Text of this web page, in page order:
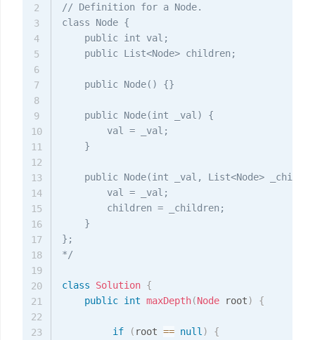
// Definition for a Node.
class Node {
    public int val;
    public List<Node> children;
    public Node() {}
    public Node(int _val) {
        val = _val;
    }
public Node(int _val, List<Node>
        val = _val;
        children = _children;
    }
};
*/
class Solution {
public int maxDepth(Node root) {
if ( root == null )
{
2
3
4
5
6
7
8
9
10
11
12
13
14
15
16
17
18
19
20
21
22
23